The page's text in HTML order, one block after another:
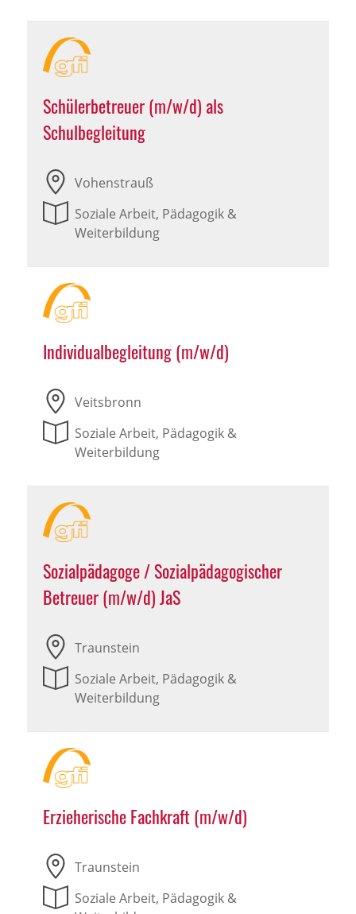
Schülerbetreuer (m/w/d) als
Schulbegleitung
Vohenstrauß
Soziale Arbeit, Pädagogik &
Weiterbildung
Individualbegleitung (m/w/d)
Veitsbronn
Soziale Arbeit, Pädagogik &
Weiterbildung
Sozialpädagoge / Sozialpädagogischer
Betreuer (m/w/d) JaS
Traunstein
Soziale Arbeit, Pädagogik &
Weiterbildung
Erzieherische Fachkraft (m/w/d)
Traunstein
Soziale Arbeit, Pädagogik &